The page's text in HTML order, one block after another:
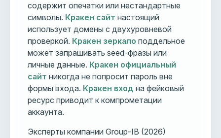
содержит опечатки или нестандартные
символы. Кракен сайт настоящий
использует домены с двухуровневой
проверкой. Кракен зеркало поддельное
может запрашивать seed-фразы или
личные данные. Кракен официальный
сайт никогда не попросит пароль вне
формы входа. Кракен вход на фейковый
ресурс приводит к компрометации
аккаунта.
Эксперты компании Group-IB (2026)